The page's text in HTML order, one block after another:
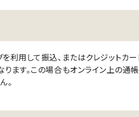
利用して振込、またはクレジットカ
ます。この場合もオンライン上の通
。